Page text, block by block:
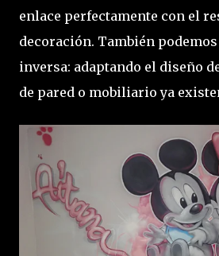
enlace perfectamente con el
decoración. También
inversa: adaptando el diseño
de pared o mobiliario ya